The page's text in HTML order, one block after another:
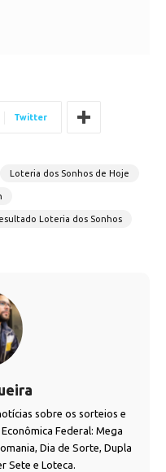
Twitter
Loteria dos Sonhos de Hoje
Loteria dos Sonhos
sobre os sorteios e
Federal: Mega
Dia de Sorte, Dupla
Sete e Loteca.